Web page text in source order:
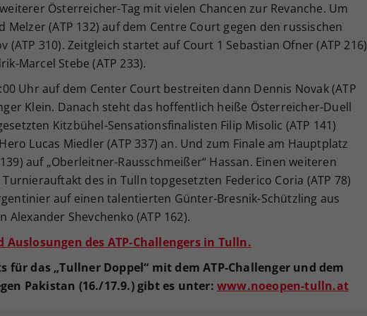
Österreicher-Tag mit vielen Chancen zur Revanche. Um
Melzer (ATP 132) auf dem Centre Court gegen den russischen
(ATP 310). Zeitgleich startet auf Court 1 Sebastian Ofner (ATP 216)
Marcel Stebe (ATP 233).
Uhr auf dem Center Court bestreiten dann Dennis Novak (ATP
Klein. Danach steht das hoffentlich heiße Österreicher-Duell
Kitzbühel-Sensationsfinalisten Filip Misolic (ATP 141)
Lucas Miedler (ATP 337) an. Und zum Finale am Hauptplatz
auf „Oberleitner-Rausschmeißer“ Hassan. Einen weiteren
des in Tulln topgesetzten Federico Coria (ATP 78)
auf einen talentierten Günter-Bresnik-Schützling aus
Alexander Shevchenko (ATP 162).
Auslosungen des ATP-Challengers in Tulln.
für das „Tullner Doppel“ mit dem ATP-Challenger und dem
Pakistan (16./17.9.) gibt es unter: www.noeopen-tulln.at